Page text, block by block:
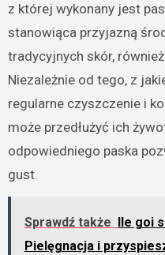
z której wykonany jest
stanowiąca przyjazną
tradycyjnych skór,
Niezależnie od tego, z
regularne czyszczenie i
może przedłużyć ich
odpowiedniego paska
gust.
Sprawdź także
Ile goi
Pielęgnacja i